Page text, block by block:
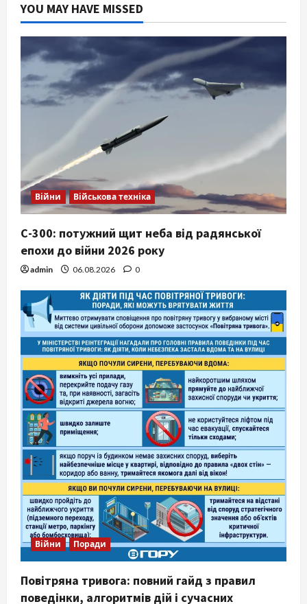
YOU MAY HAVE MISSED
Війни Військова техніка
С-300: потужний щит неба від радянської
епохи до війни 2026 року
admin 06.08.2026 0
Війни Поради
Повітряна тривога: повний гайд з правил
поведінки, алгоритмів дій і сучасних